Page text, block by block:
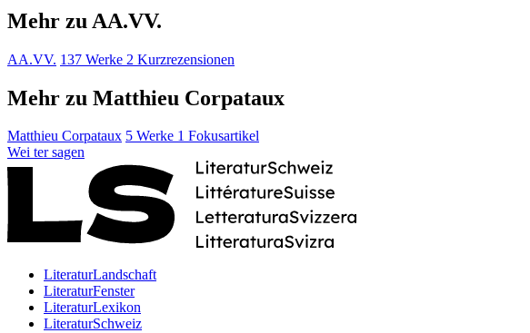
Mehr zu AA.VV.
AA.VV. 137 Werke 2 Kurzrezensionen
Mehr zu Matthieu Corpataux
Matthieu Corpataux 5 Werke 1 Fokusartikel
Wei ter sagen
LiteraturLandschaft
LiteraturFenster
LiteraturLexikon
LiteraturSchweiz